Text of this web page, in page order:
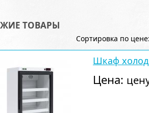
ТОВАРЫ
Сортировка по цене:
Шкаф
Цена: